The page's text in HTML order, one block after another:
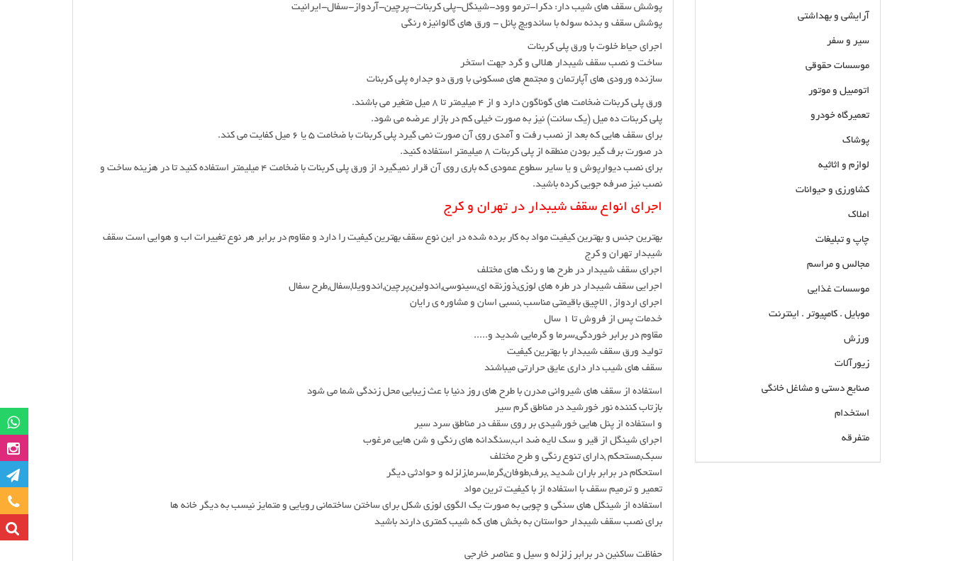
پوشش سقف های شیب دار: دکرا-ترمو وود-شینگل-پلی کربنات-پرچین-آردواز-سفال-ایرانیت
پوشش سقف و بدنه سوله با ساندویچ پانل - ورق های گالوانیزه رنگی
اجرای حیاط خلوت با ورق پلی کربنات
ساخت و نصب سقف شیبدار هلالی و گرد جهت استخر
سازنده ورودی های آپارتمان و مجتمع های مسکونی با ورق دو جداره پلی کربنات
ورق پلی کربنات ضخامت های گوناگون دارد و از 4 میلیمتر تا 8 میل متغیر می باشند.
پلی کربنات ده میل (یک سانت) نیز به صورت خیلی کم در بازار عرضه می شود.
برای سقف هایی که بعد از نصب رفت و آمدی روی آن صورت نمی گیرد پلی کربنات با ضخامت 5 یا 6 میل کفایت می کند.
در صورت برف گیر بودن منطقه از پلی کربنات 8 میلیمتر استفاده کنید.
برای نصب دیوارپوش و یا سایر سطوع عمودی که باری روی آن قرار نمیگیرد از ورق پلی کربنات با ضخامت 4 میلیمتر استفاده کنید تا در هزینه ساخت و
نصب نیز صرفه جویی کرده باشید.
اجرای انواع سقف شیبدار در تهران و کرج
بهترین جنس و بهترین کیفیت مواد به کار برده شده در این نوع سقف بهترین کیفیت را دارد و مقاوم در برابر هر نوع تغییرات اب و هوایی است سقف
شیبدار تهران و کرج
اجرای سقف شیبدار در طرح ها و رنگ های مختلف
اجرایی سقف شیبدار در طره های لوزی,ذوزنقه ای,سینوسی,اندولین,پرچین,اندوویلا,سفال,طرح سفال
اجرای اردواز , الاچیق باقیمتی مناسب ,نسبی اسان و مشاوره ی رایان
خدمات پس از فروش تا 1 سال
مقاوم در برابر خوردگی,سرما و گرمایی شدید و.....
تولید ورق سقف شیبدار با بهترین کیفیت
سقف های شیب دار داری عایق حرارتی میباشند
استفاده از سقف های شیروانی مدرن با طرح های روز دنیا با عث زیبایی محل زندگی شما می شود
بازتاب کننده نور خورشید در مناطق گرم سیر
و استفاده از پنل هایی خورشیدی بر روی سقف در مناطق سرد سیر
اجرای شینگل از قیر و سک لایه ضد اب,سنگدانه های رنگی و شن هایی مرغوب
سبک,مستحکم ,دارای تنوع رنگی و طرح مختلف
استحکام در برابر باران شدید ,برف,طوفان,گرما,سرما,زلزله و حوادثی دیگر
تعمیر و ترمیم سقف با استفاده از با کیفیت ترین مواد
استفاده از شینگل های سنگی و چوبی به صورت یک الگوی لوزی شکل برای ساختن ساختمانی رویایی و متمایز نیسب به دیگر خانه ها
برای نصب سقف شیبدار حواستان به بخش های که شیب کمتری دارند باشید
حفاظت ساکنین در برابر زلزله و سیل و عناصر خارجی
آرایشی و بهداشتی
سیر و سفر
موسسات حقوقی
اتومبیل و موتور
تعمیرگاه خودرو
پوشاک
لوازم و اثاثیه
کشاورزی و حیوانات
املاک
چاپ و تبلیغات
مجالس و مراسم
موسسات غذایی
موبایل . کامپیوتر . اینترنت
ورزش
زیورآلات
صنایع دستی و مشاغل خانگی
استخدام
متفرقه